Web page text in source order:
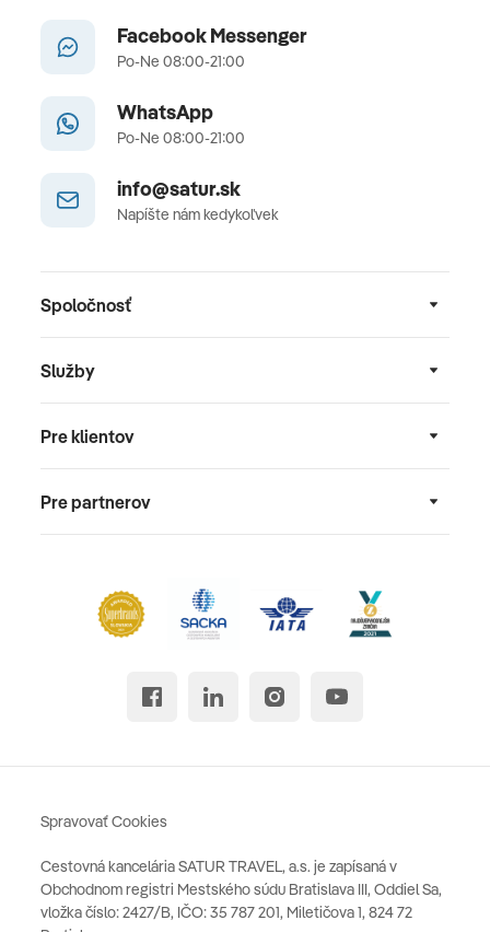
Facebook Messenger
Po-Ne 08:00-21:00
WhatsApp
Po-Ne 08:00-21:00
info@satur.sk
Napíšte nám kedykoľvek
Spoločnosť
Služby
Pre klientov
Pre partnerov
Cestovná kancelária SATUR TRAVEL, a.s. je zapísaná v
Obchodnom registri Mestského súdu Bratislava III, Oddiel Sa,
vložka číslo: 2427/B, IČO: 35 787 201, Miletičova 1, 824 72
Spravovať Cookies